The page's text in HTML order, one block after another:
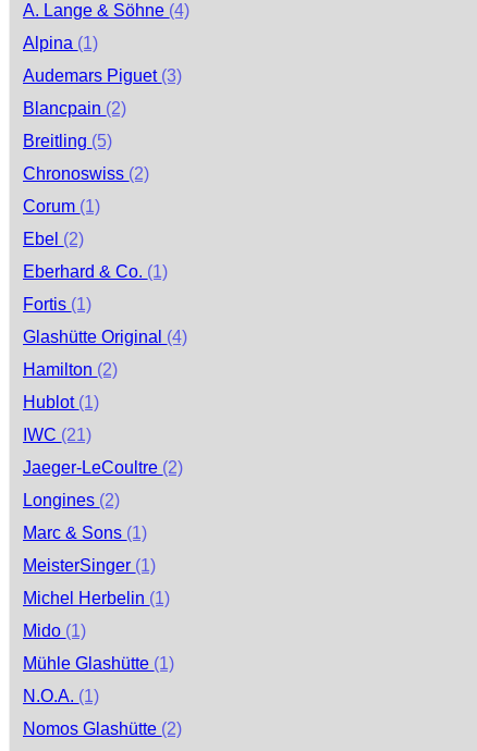
A. Lange & Söhne (4)
Alpina (1)
Audemars Piguet (3)
Blancpain (2)
Breitling (5)
Chronoswiss (2)
Corum (1)
Ebel (2)
Eberhard & Co. (1)
Fortis (1)
Glashütte Original (4)
Hamilton (2)
Hublot (1)
IWC (21)
Jaeger-LeCoultre (2)
Longines (2)
Marc & Sons (1)
MeisterSinger (1)
Michel Herbelin (1)
Mido (1)
Mühle Glashütte (1)
N.O.A. (1)
Nomos Glashütte (2)